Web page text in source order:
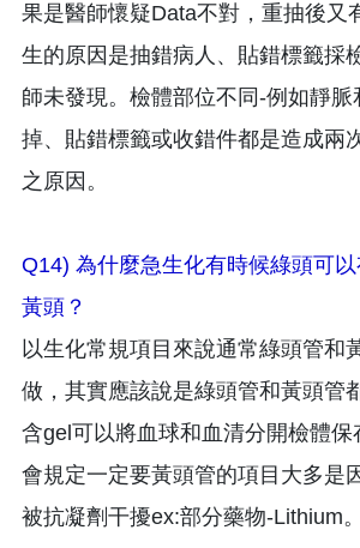
果是醫師懷疑Data不對，重抽後又
生的原因是抽錯病人、貼錯標籤採
師未發現。檢體部位不同-例如靜
掉、貼錯標籤或收錯件都是造成兩
之原因。
Q14) 為什麼急生化有時候綠頭可
黃頭？
以生化常規項目來說通常綠頭管和
做，其實應該說是綠頭管和黃頭管
含gel可以將血球和血清分開檢體保
會規定一定要黃頭管的項目大多是
被抗凝劑干擾ex:部分藥物-Lithium